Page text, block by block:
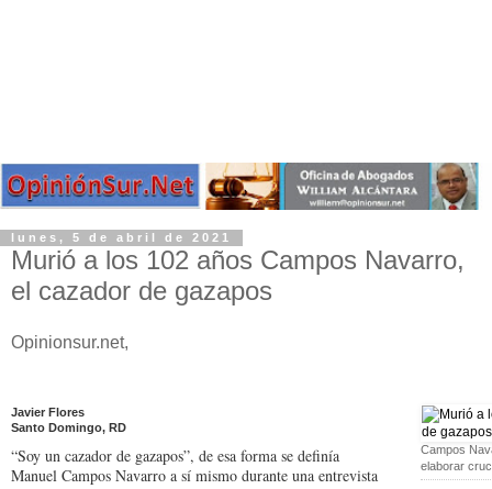
lunes, 5 de abril de 2021
Murió a los 102 años Campos Navarro,
el cazador de gazapos
Opinionsur.net,
Campos
elaborar
Javier Flores
Santo Domingo, RD
“Soy un cazador de gazapos”, de esa forma se definía
Manuel Campos Navarro a sí mismo durante una entrevista